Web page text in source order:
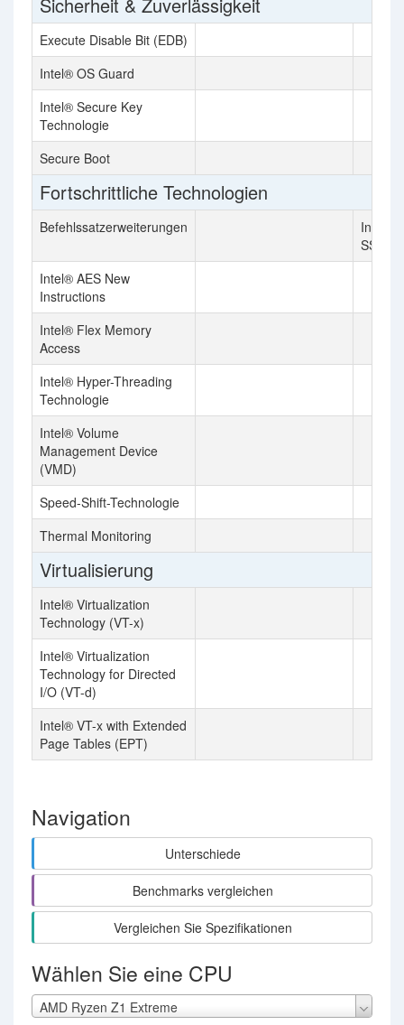
Execute Disable Bit (EDB)
Intel® OS Guard
Intel® Secure Key
Technologie
Secure Boot
Fortschrittliche Technologien
Befehlssatzerweiterungen
Intel
Intel® AES New
Instructions
Intel® Flex Memory
Access
Intel® Hyper-Threading
Technologie
Intel® Volume
Management Device
(VMD)
Speed-Shift-Technologie
Thermal Monitoring
Virtualisierung
Intel® Virtualization
Technology (VT-x)
Intel® Virtualization
Technology for Directed
I/O (VT-d)
Intel® VT-x with Extended
Page Tables (EPT)
Navigation
Unterschiede
Benchmarks vergleichen
Vergleichen Sie Spezifikationen
Wählen Sie eine CPU
AMD Ryzen Z1 Extreme